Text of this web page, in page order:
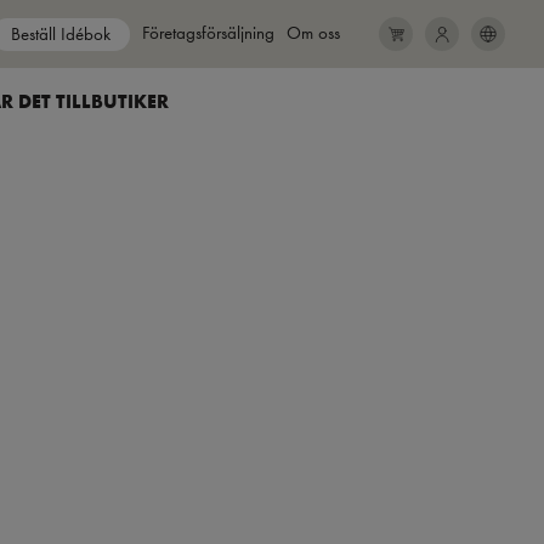
Beställ Idébok Show submenu for
Företagsförsäljning Show submenu for
Om oss
DET TILLBUTIKER